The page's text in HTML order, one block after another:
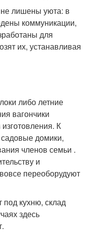
лишены уюта: в
коммуникации,
для
их, устанавливая
либо летние
вагончики
К
садовые домики,
членов семьи .
и
переоборудуют
под кухню, склад
здесь